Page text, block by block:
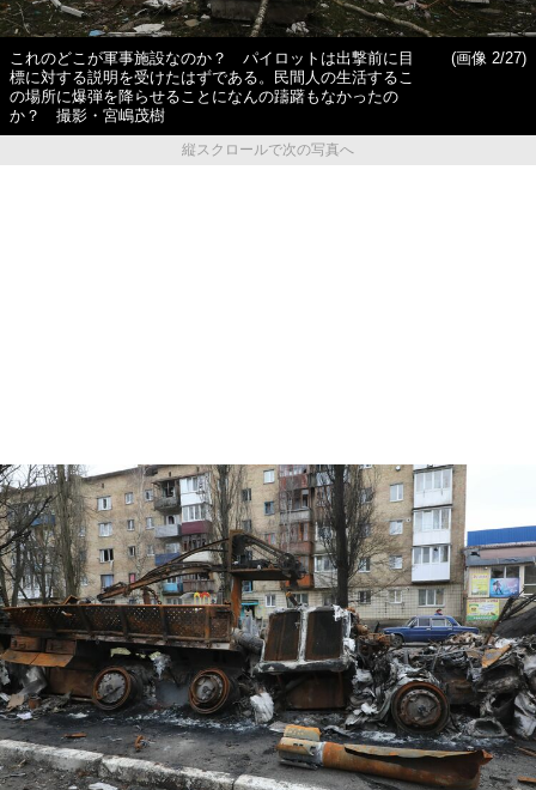
これのどこが軍事施設なのか？ パイロットは出撃前に目
標に対する説明を受けたはずである。民間人の生活するこ
の場所に爆弾を降らせることになんの躊躇もなかったの
か？ 撮影・宮嶋茂樹
(画像 2/27)
縦スクロールで次の写真へ